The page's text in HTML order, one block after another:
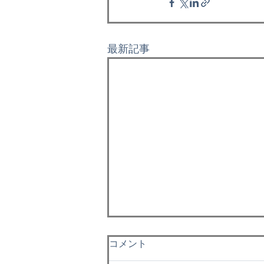
最新記事
僕のサーフィン体験記 vol.3
海の近くに引っ越す機会が来
コメント